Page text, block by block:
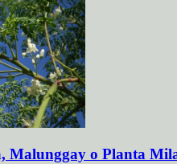
Malunggay o Planta